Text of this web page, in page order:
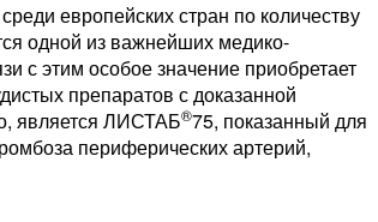
европейских стран по количеству
одной из важнейших медико-
с этим особое значение приобретает
препаратов с доказанной
является ЛИСТАБ®75, показанный для
периферических артерий,